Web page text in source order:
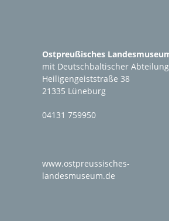
Ostpreußisches
mit Deutschbaltischer Abteilung
Heiligengeiststraße 38
21335 Lüneburg
04131 759950
www.ostpreussisches-
landesmuseum.de